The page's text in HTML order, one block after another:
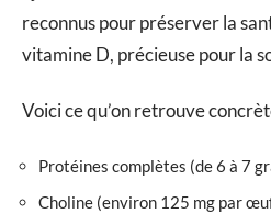
reconnus pour préserver la
vitamine D, précieuse pour la
Voici ce qu’on retrouve
Protéines complètes (de 6 à 7
Choline (environ 125 mg par